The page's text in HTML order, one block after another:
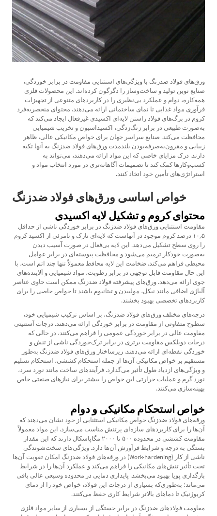
ورق‌های فولاد ضدزنگ با ویژگی‌های استثنایی مقاومت در برابر خوردگی،
صنایع نوین تولید و ساخت‌وساز را دگرگون کرده‌اند. این محصولات فلزی
همه‌کاره، دوام و عملکرد بی‌نظیری را در کاربردهای متنوعی از تجهیزات
فرآوری مواد غذایی تا نمای ساختمانی ارائه می‌دهند. محتوای منحصر‌به‌فرد
کروم در برگ‌های فولاد راستن لایه‌ای اکسیدی غیرفعال ایجاد می‌کند که
به‌صورت طبیعی در برابر زنگ‌زدگی، اکسیداسیون و تخریب شیمیایی
محافظت می‌کند. صنایع سراسر جهان برای خواص مکانیکی عالی، ظاهر
زیبایی و مقرون‌به‌صرفه‌بودن بلندمدت ورق‌های فولاد ضدزنگ به آنها تکیه
دارند. درک مزایای خاصی که این مواد ارائه می‌دهند، می‌تواند به
کسب‌وکارها کمک کند تا تصمیمات آگاهانه‌تری در مورد انتخاب مواد و
استراتژی‌های تأمین خود اتخاذ کنند.
خواص اساسی ورق‌های فولاد ضدزنگ
محتوای کروم و تشکیل لایه اکسیدی
مقاومت استثنایی ورق‌های فولاد ضدزنگ در برابر خوردگی ناشی از حداقل
۱۰٫۵ درصد کروم موجود در آنهاست که لایه‌ای نازک و نامرئی از اکسید کروم
را روی سطح تشکیل می‌دهد. این لایه بی‌فعال در صورت آسیب دیدن
به‌صورت خودکار ترمیم می‌شود و محافظت پیوسته‌ای در برابر عوامل
محیطی فراهم می‌کند. ضخامت این لایه محافظ معمولاً تنها چند اتم است، با
این حال مقاومت قابل توجهی در برابر رطوبت، مواد شیمیایی و آلاینده‌های
جوی ارائه می‌دهد. ورق‌های پیشرفته فولاد ضدزنگ ممکن است حاوی عناصر
آلیاژی اضافی مانند نیکل، مولیبدن و تیتانیوم باشند تا خواص خاصی را برای
کاربردهای تخصصی بهبود بخشند.
درجه‌های مختلف ورق‌های فولاد ضدزنگ، بر اساس ترکیب شیمیایی خود،
سطوح متفاوتی از مقاومت در برابر خوردگی ارائه می‌دهند. درجات آستنیتی
مقاومت عالی در برابر خوردگی عمومی را فراهم می‌کنند، در حالی که
درجات دوپلکس مقاومت برتری در برابر ترک‌خوردگی ناشی از تنش و
خوردگی نقطه‌ای ارائه می‌دهند. ریزساختار ورق‌های فولاد ضدزنگ به‌طور
مستقیم بر خواص مکانیکی آن‌ها از جمله استحکام کششی، استحکام تسلیم
و ویژگی‌های ازدیاد طول تأثیر می‌گذارد. فرآیندهای ساخت مانند نورد سرد،
نورد گرم و عملیات حرارتی این خواص را بیشتر برای نیازهای صنعتی خاص
بهینه‌سازی می‌کنند.
خواص استحکام مکانیکی و دوام
ورقه‌های فولاد ضدزنگ خواص مکانیکی استثنایی از خود نشان می‌دهند که
آن‌ها را برای کاربردهای سازه‌ای پرتنش مناسب می‌سازد. این مواد معمولاً
مقاومت کششی در محدوده ۵۰۰ تا ۲۰۰۰ مگاپاسکال دارند که این مقدار
بستگی به درجه و شرایط فرآورش آن‌ها دارد. ویژگی‌های سخت‌شوندگی
ناشی از کار (Work-hardening) در ورقه‌های فولاد ضدزنگ امکان تقویت آن‌ها
تحت تأثیر تنش‌های مکانیکی را فراهم می‌کند و عملکرد آن‌ها را در شرایط
بارگذاری پویا بهبود می‌بخشد. پایداری دمایی در محدوده وسیعی عالی باقی
می‌ماند؛ به‌طوری‌که بسیاری از درجات این فولاد، خواص خود را از دمای
کریوژنیک تا دماهای بالاتر شرایط کاری حفظ می‌کنند.
مقاومت فولادهای ضدزنگ در برابر خستگی از بسیاری از سایر مواد فلزی